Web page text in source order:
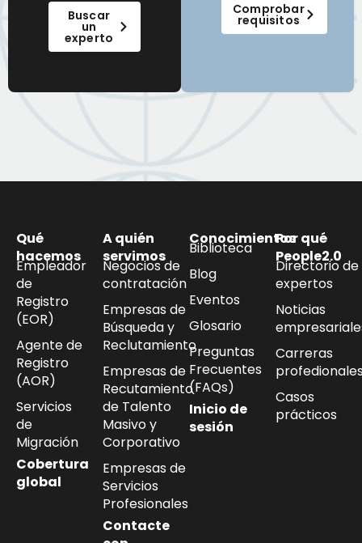
Buscar
un
experto
Comprobar
requisitos
Qué
hacemos
Empleador
de
Registro
(EOR)
Agente de
Registro
(AOR)
Servicios
de
Migración
Cobertura
global
A quién
servimos
Negocios de
contratación
Empresas de
Búsqueda y
Reclutamiento
Empresas de
Recutamiento
de Talento
Masivo y
Corporativo
Empresas de
Servicios
Profesionales
Contacte
Conocimientos
Biblioteca
Blog
Eventos
Glosario
Preguntas
Frecuentes
(FAQs)
Inicio de
sesión
Por qué
People2.0
Directorio de
expertos
Noticias
Carreras
Casos
prácticos